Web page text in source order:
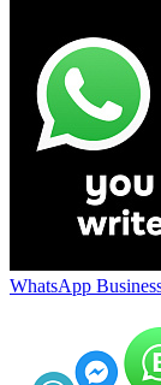
WhatsApp